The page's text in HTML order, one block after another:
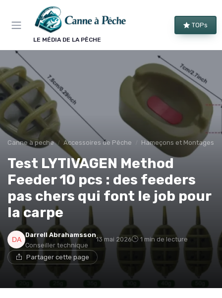
LE MÉDIA DE LA PÊCHE
TOPs
Canne à peche Accessoires de Pêche Hameçons et Montages
Test LYTIVAGEN Method
Feeder 10 pcs : des feeders
pas chers qui font le job pour
la carpe
Darrell Abrahamsson
Conseiller technique
13 mai 2026 1 min de lecture
Partager cette page
Panneau de gestion des cookies